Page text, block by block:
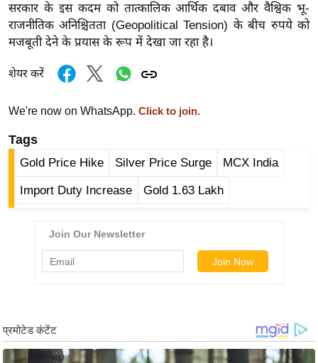
फ
म
नो
रं
न
ग
त
फि
ल्म
सरकार के इस कदम को तात्कालिक आर्थिक दबाव और वैश्विक भू-
राजनीतिक अनिश्चितता (Geopolitical Tension) के बीच रुपये को
मजबूती देने के प्रयास के रूप में देखा जा रहा है।
शेयर करें
We're now on WhatsApp. Click to join.
Tags
Gold Price Hike Silver Price Surge MCX India
Import Duty Increase Gold 1.63 Lakh